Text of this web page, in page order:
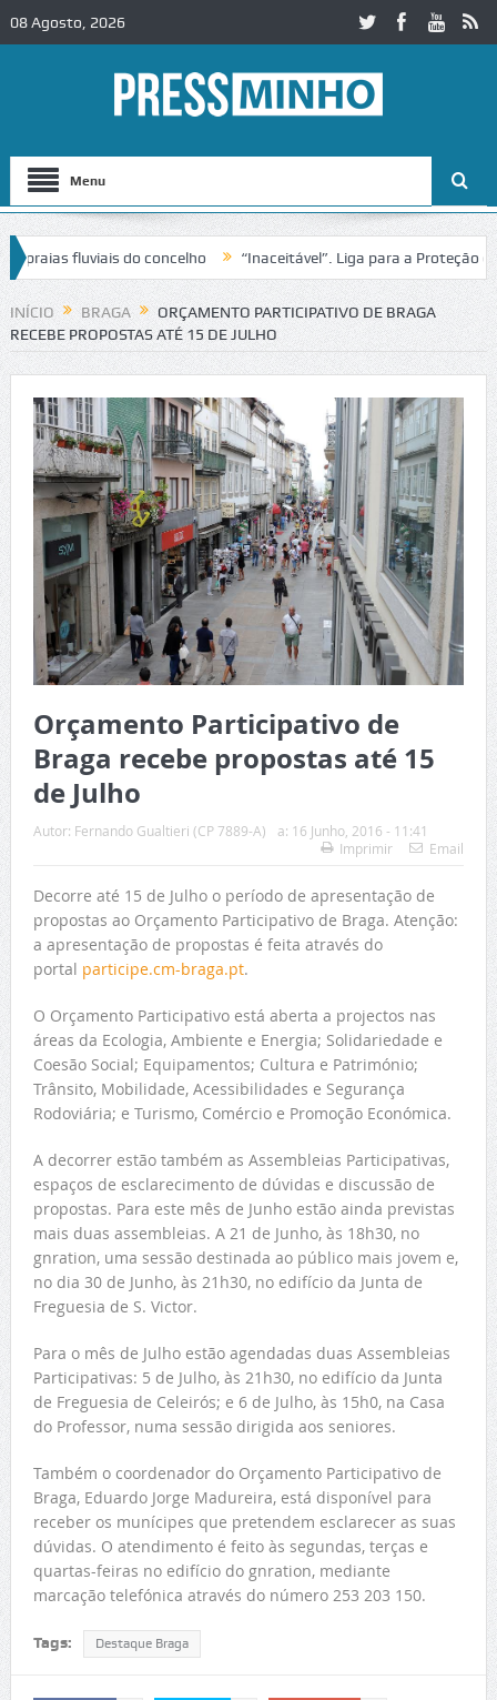
08 Agosto, 2026
Menu
fluviais do concelho “Inaceitável”. Liga para a Proteção da
trânsito no IC2 em Alcobaça Igreja do Castelo de Cerveira
INÍCIO BRAGA
ORÇAMENTO PARTICIPATIVO DE BRAGA
RECEBE PROPOSTAS ATÉ 15 DE JULHO
Orçamento Participativo de
Braga recebe propostas até 15
de Julho
Autor: Fernando Gualtieri (CP 7889-A) a: 16 Junho, 2016 - 11:41
Imprimir
Email
Decorre até 15 de Julho o período de apresentação de
propostas ao Orçamento Participativo de Braga. Atenção:
a apresentação de propostas é feita através do
portal participe.cm-braga.pt.
O Orçamento Participativo está aberta a projectos nas
áreas da Ecologia, Ambiente e Energia; Solidariedade e
Coesão Social; Equipamentos; Cultura e Património;
Trânsito, Mobilidade, Acessibilidades e Segurança
Rodoviária; e Turismo, Comércio e Promoção Económica.
A decorrer estão também as Assembleias Participativas,
espaços de esclarecimento de dúvidas e discussão de
propostas. Para este mês de Junho estão ainda previstas
mais duas assembleias. A 21 de Junho, às 18h30, no
gnration, uma sessão destinada ao público mais jovem e,
no dia 30 de Junho, às 21h30, no edifício da Junta de
Freguesia de S. Victor.
Para o mês de Julho estão agendadas duas Assembleias
Participativas: 5 de Julho, às 21h30, no edifício da Junta
de Freguesia de Celeirós; e 6 de Julho, às 15h0, na Casa
do Professor, numa sessão dirigida aos seniores.
Também o coordenador do Orçamento Participativo de
Braga, Eduardo Jorge Madureira, está disponível para
receber os munícipes que pretendem esclarecer as suas
dúvidas. O atendimento é feito às segundas, terças e
quartas-feiras no edifício do gnration, mediante
marcação telefónica através do número 253 203 150.
Tags: Destaque Braga